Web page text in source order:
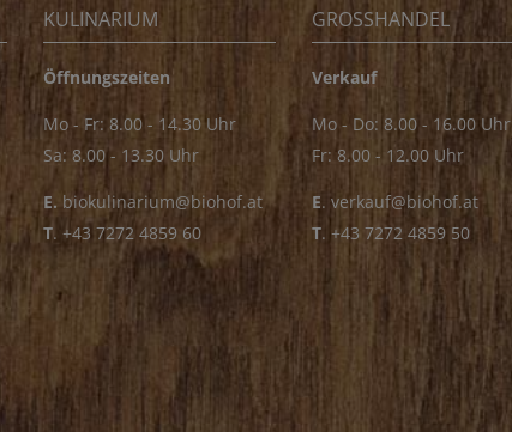
KULINARIUM
Öffnungszeiten
Mo - Fr: 8.00 - 14.30 Uhr
Sa: 8.00 - 13.30 Uhr
E. biokulinarium@biohof.at
T. +43 7272 4859 60
GROSSHANDEL
Verkauf
Mo - Do: 8.00 - 16.00 Uhr
Fr: 8.00 - 12.00 Uhr
E. verkauf@biohof.at
T. +43 7272 4859 50